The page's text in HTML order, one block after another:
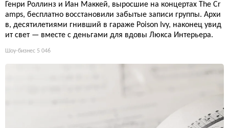
Генри Роллинз и Иан Маккей, выросшие на концертах The Cr
amps, бесплатно восстановили забытые записи группы. Архи
в, десятилетиями гнивший в гараже Poison Ivy, наконец увид
ит свет — вместе с деньгами для вдовы Люкса Интерьера.
Шоу-бизнес 5 046